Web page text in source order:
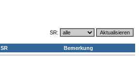
SR:
SR Bemerkung